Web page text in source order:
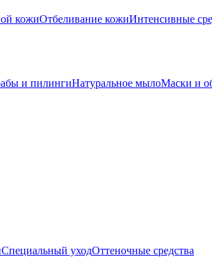
кожиОтбеливание кожиИнтенсивные
и пилингиНатуральное мылоМаски и
Специальный уходОттеночные средства